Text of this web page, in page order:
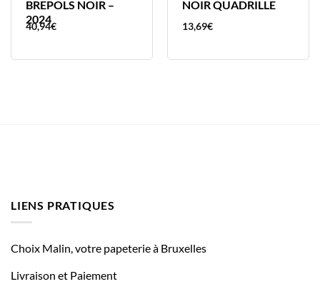
BREPOLS NOIR –
2024
40,94€
NOIR QUADRILLE
13,69€
LIENS PRATIQUES
Choix Malin, votre papeterie à Bruxelles
Livraison et Paiement